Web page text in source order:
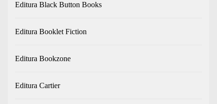
Editura Black Button Books
Editura Booklet Fiction
Editura Bookzone
Editura Cartier